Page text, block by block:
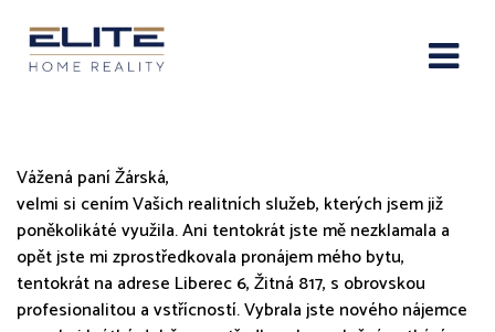
Vážená paní Žárská,
velmi si cením Vašich realitních služeb, kterých jsem již
poněkolikáté využila. Ani tentokrát jste mě nezklamala a
opět jste mi zprostředkovala pronájem mého bytu,
tentokrát na adrese Liberec 6, Žitná 817, s obrovskou
profesionalitou a vstřícností. Vybrala jste nového nájemce